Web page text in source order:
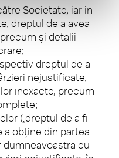
Societate, iar in
dreptul de a avea
şi detalii
dreptul de a
nejustificate,
inexacte, precum
(„dreptul de a fi
a obține din partea
cu